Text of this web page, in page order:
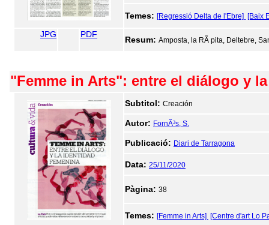
Temes: [Regressió Delta de l'Ebre] [Baix
JPG PDF
Resum: Amposta, la RÃ pita, Deltebre,
"Femme in Arts": entre el diálogo y
Subtitol: Creación
Autor: FornÃ³s, S.
Publicació: Diari de Tarragona
Data: 25/11/2020
Pàgina: 38
Temes: [Femme in Arts] [Centre d'art Lo